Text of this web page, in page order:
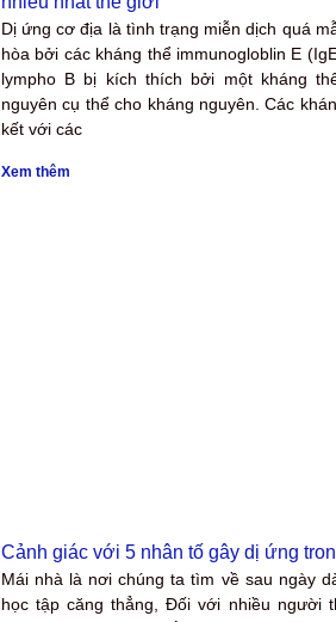
Dị ứng cơ địa là tình trạng miễn dịch quá
hòa bởi các kháng thể immunogloblin E
lympho B bị kích thích bởi một kháng
nguyên cụ thể cho kháng nguyên. Các
kết với các
Xem thêm
Cảnh giác với 5 nhân tố gây dị ứng
Mái nhà là nơi chúng ta tìm về sau ngày
học tập căng thẳng, Đối với nhiều người